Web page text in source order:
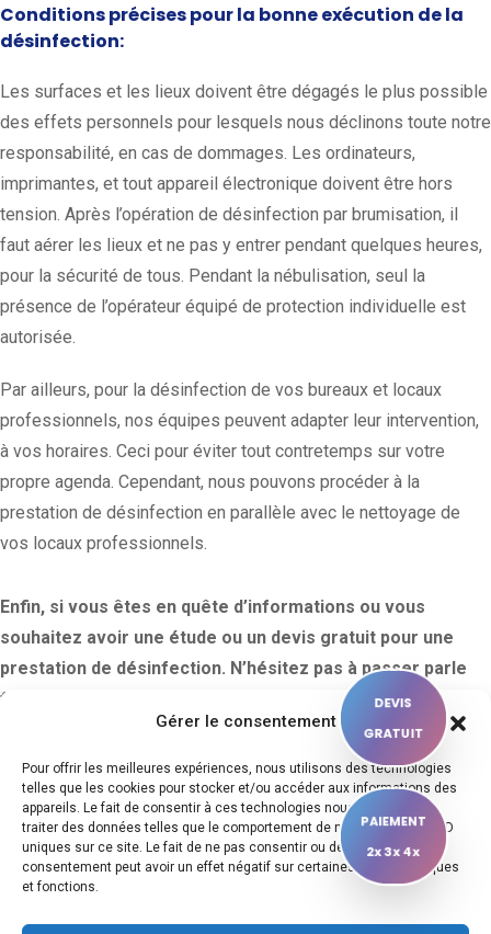
Gérer le consentement
Pour offrir les meilleures expériences, nous utilisons des technologies
telles que les cookies pour stocker et/ou accéder aux informations des
appareils. Le fait de consentir à ces technologies nous permettra de
traiter des données telles que le comportement de navigation ou les ID
uniques sur ce site. Le fait de ne pas consentir ou de retirer son
consentement peut avoir un effet négatif sur certaines caractéristiques
et fonctions.
DEVIS
GRATUIT
PAIEMENT
2x 3x 4x
Conditions précises pour la bonne exécution de la
désinfection:
Les surfaces et les lieux doivent être dégagés le plus possible
des effets personnels pour lesquels nous déclinons toute notre
responsabilité, en cas de dommages. Les ordinateurs,
imprimantes, et tout appareil électronique doivent être hors
tension. Après l’opération de désinfection par brumisation, il
faut aérer les lieux et ne pas y entrer pendant quelques heures,
pour la sécurité de tous. Pendant la nébulisation, seul la
présence de l’opérateur équipé de protection individuelle est
autorisée.
Par ailleurs, pour la désinfection de vos bureaux et locaux
professionnels, nos équipes peuvent adapter leur intervention,
à vos horaires. Ceci pour éviter tout contretemps sur votre
propre agenda. Cependant, nous pouvons procéder à la
prestation de désinfection en parallèle avec le nettoyage de
vos locaux professionnels.
Enfin, si vous êtes en quête d’informations ou vous
souhaitez avoir une étude ou un devis gratuit pour une
prestation de désinfection. N’hésitez pas à passer parle
formulaire de contact, la réponse se fera dans les 24h. Ou
par téléphone au 07 55 66 21 20 (Appel non Surtaxé), si
votre demande est urgente.
Contactez-nous